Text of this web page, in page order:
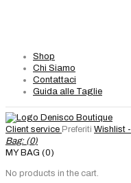
Shop
Chi Siamo
Contattaci
Guida alle Taglie
Client service Preferiti Wishlist -
Bag: (0)
MY BAG (0)
No products in the cart.